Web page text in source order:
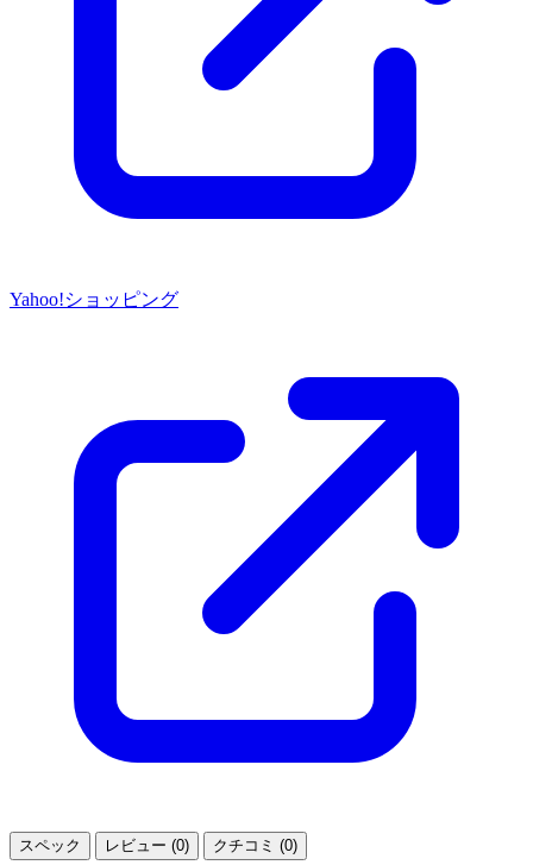
Yahoo!ショッピング
スペック レビュー (0) クチコミ (0)